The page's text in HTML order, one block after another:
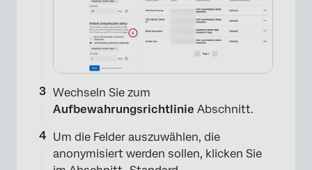
Wechseln Sie zum
Aufbewahrungsrichtlinie Abschnitt.
Um die Felder auszuwählen, die
anonymisiert werden sollen, klicken Sie